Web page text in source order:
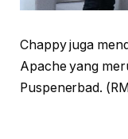
Chappy juga
Apache yang
Puspenerbad.